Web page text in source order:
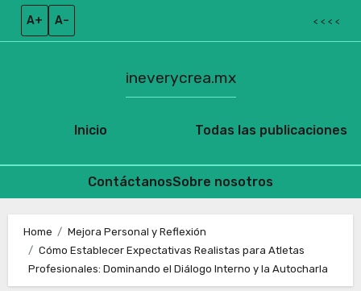
A+ A– < < < <
Inicio
ineverycrea.mx
Todas las publicaciones
ContáctanosSobre nosotros
content
Home
Mejora Personal y Reflexión
Cómo Establecer Expectativas Realistas para Atletas
Profesionales: Dominando el Diálogo Interno y la Autocharla